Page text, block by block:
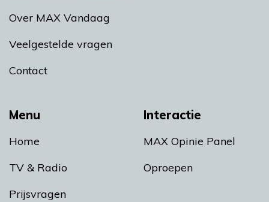
Menu
Home
TV & Radio
Prijsvragen
Interactie
MAX Opinie Panel
Oproepen
Over MAX Vandaag
Veelgestelde vragen
Contact